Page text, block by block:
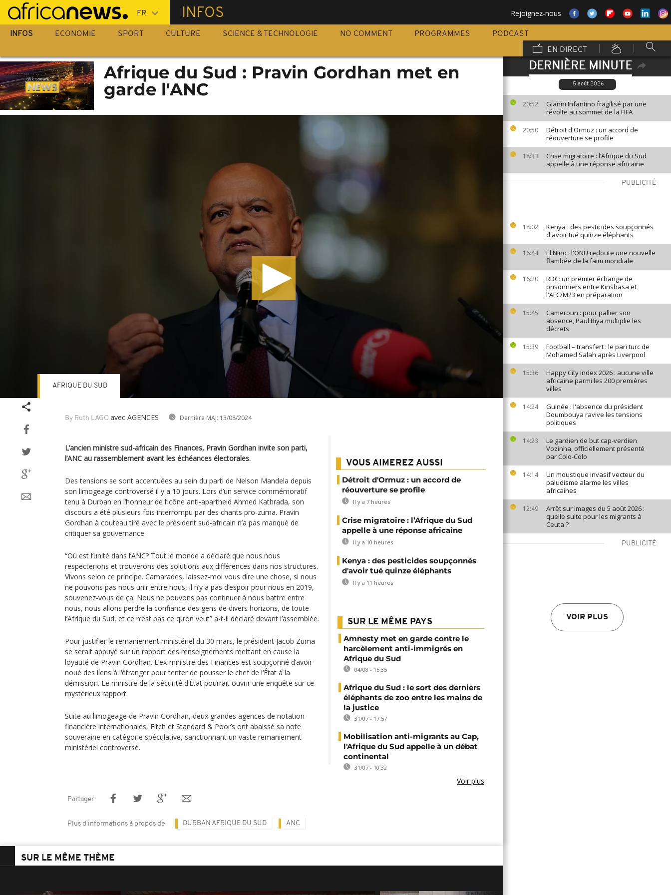
Passer
au
contenu
INFOS Rejoignez-nous
INFOS ECONOMIE SPORT CULTURE SCIENCE & TECHNOLOGIE NO COMMENT PROGRAMMES
PODCAST
EN DIRECT
DERNIÈRE MINUTE
5 août 2026
20:52
Gianni Infantino fragilisé par une
révolte au sommet de la FIFA
20:50
Détroit d'Ormuz : un accord de
réouverture se profile
18:33
Crise migratoire : l’Afrique du Sud
appelle à une réponse africaine
PUBLICITÉ
18:02
Kenya : des pesticides soupçonnés
d'avoir tué quinze éléphants
16:44
El Niño : l'ONU redoute une nouvelle
flambée de la faim mondiale
16:20
RDC: un premier échange de
prisonniers entre Kinshasa et
l'AFC/M23 en préparation
15:45
Cameroun : pour pallier son
absence, Paul Biya multiplie les
décrets
15:39
Football – transfert : le pari turc de
Mohamed Salah après Liverpool
15:36
Happy City Index 2026 : aucune ville
africaine parmi les 200 premières
villes
14:24
Guinée : l'absence du président
Doumbouya ravive les tensions
politiques
14:23
Le gardien de but cap-verdien
Vozinha, officiellement présenté
par Colo-Colo
14:14
Un moustique invasif vecteur du
paludisme alarme les villes
africaines
12:49
Arrêt sur images du 5 août 2026 :
quelle suite pour les migrants à
Ceuta ?
PUBLICITÉ
VOIR PLUS
Afrique du Sud : Pravin Gordhan met en
garde l'ANC
By Ruth LAGO avec AGENCES Dernière MAJ: 13/08/2024
AFRIQUE DU SUD
L’ancien ministre sud-africain des Finances, Pravin Gordhan invite son parti,
l’ANC au rassemblement avant les échéances électorales.
Des tensions se sont accentuées au sein du parti de Nelson Mandela depuis
son limogeage controversé il y a 10 jours. Lors d’un service commémoratif
tenu à Durban en l’honneur de l’icône anti-apartheid Ahmed Kathrada, son
discours a été plusieurs fois interrompu par des chants pro-zuma. Pravin
Gordhan à couteau tiré avec le président sud-africain n’a pas manqué de
critiquer sa gouvernance.
“Où est l’unité dans l’ANC? Tout le monde a déclaré que nous nous
respecterions et trouverons des solutions aux différences dans nos structures.
Vivons selon ce principe. Camarades, laissez-moi vous dire une chose, si nous
ne pouvons pas nous unir entre nous, il n’y a pas d’espoir pour nous en 2019,
souvenez-vous de ça. Nous ne pouvons pas continuer à nous battre entre
nous, nous allons perdre la confiance des gens de divers horizons, de toute
l’Afrique du Sud, et ce n’est pas ce qu’on veut” a-t-il déclaré devant l’assemblée.
Pour justifier le remaniement ministériel du 30 mars, le président Jacob Zuma
se serait appuyé sur un rapport des renseignements mettant en cause la
loyauté de Pravin Gordhan. L’ex-ministre des Finances est soupçonné d’avoir
noué des liens à l‘étranger pour tenter de pousser le chef de l‘État à la
démission. Le ministre de la sécurité d‘État pourrait ouvrir une enquête sur ce
mystérieux rapport.
Suite au limogeage de Pravin Gordhan, deux grandes agences de notation
financière internationales, Fitch et Standard & Poor’s ont abaissé sa note
souveraine en catégorie spéculative, sanctionnant un vaste remaniement
ministériel controversé.
VOUS AIMEREZ AUSSI
Détroit d'Ormuz : un accord de
réouverture se profile
Il y a 7 heures
Crise migratoire : l’Afrique du Sud
appelle à une réponse africaine
Il y a 10 heures
Kenya : des pesticides soupçonnés
d'avoir tué quinze éléphants
Il y a 11 heures
SUR LE MÊME PAYS
Amnesty met en garde contre le
harcèlement anti-immigrés en
Afrique du Sud
04/08 - 15:35
Afrique du Sud : le sort des derniers
éléphants de zoo entre les mains de
la justice
31/07 - 17:57
Mobilisation anti-migrants au Cap,
l'Afrique du Sud appelle à un débat
continental
31/07 - 10:32
Voir plus
Partager
Plus d'informations à propos de DURBAN AFRIQUE DU SUD ANC
SUR LE MÊME THÈME